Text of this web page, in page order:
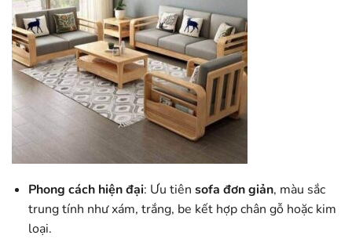
Phong cách hiện đại: Ưu tiên sofa đơn giản, màu sắc
trung tính như xám, trắng, be kết hợp chân gỗ hoặc kim
loại.